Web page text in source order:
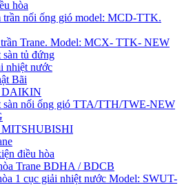
hòa
trần nối ống gió model: MCD-TTK.
Trane. Model: MCX- TTK- NEW
tủ đứng
nhiệt nước
Bãi
sàn nối ống gió TTA/TTH/TWE-NEW
điều hòa
Trane BDHA / BDCB
1 cục giải nhiệt nước Model: SWUT-